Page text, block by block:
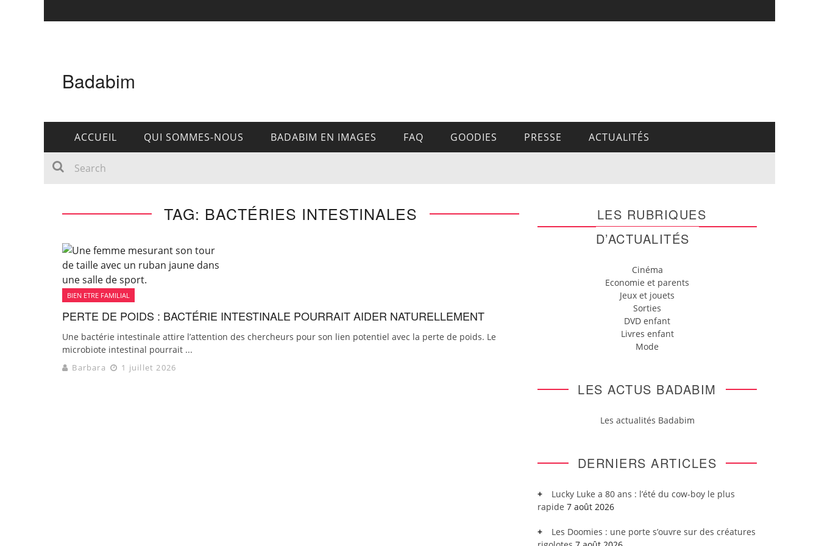
Badabim
ACCUEIL QUI SOMMES-NOUS BADABIM EN IMAGES FAQ GOODIES PRESSE ACTUALITÉS
TAG: BACTÉRIES INTESTINALES
BIEN ETRE FAMILIAL
PERTE DE POIDS : BACTÉRIE INTESTINALE POURRAIT AIDER NATURELLEMENT
Une bactérie intestinale attire l’attention des chercheurs pour son lien potentiel avec la perte de poids. Le
microbiote intestinal pourrait ...
Barbara 1 juillet 2026
LES RUBRIQUES
D’ACTUALITÉS
Cinéma
Economie et parents
Jeux et jouets
Sorties
DVD enfant
Livres enfant
Mode
LES ACTUS BADABIM
Les actualités Badabim
DERNIERS ARTICLES
Lucky Luke a 80 ans : l’été du cow-boy le plus
rapide 7 août 2026
Les Doomies : une porte s’ouvre sur des créatures